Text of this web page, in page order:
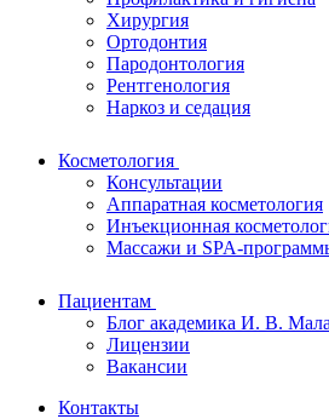
Хирургия
Ортодонтия
Пародонтология
Рентгенология
Наркоз и седация
Косметология
Консультации
Аппаратная косметология
Инъекционная
Массажи и SPA-
Пациентам
Блог академика И. В.
Лицензии
Вакансии
Контакты